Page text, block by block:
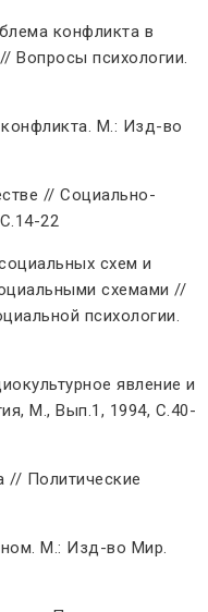
конфликта в
Вопросы психологии.
М.: Изд-во
// Социально-
22
схем и
схемами //
психологии.
явление и
М., Вып.1, 1994, С.40-
// Политические
М.: Изд-во Мир.